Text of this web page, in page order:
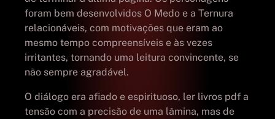
foram bem desenvolvidos O Medo e a Ternura
relacionáveis, com motivações que eram ao
mesmo tempo compreensíveis e às vezes
irritantes, tornando uma leitura convincente, se
não sempre agradável.
O diálogo era afiado e espirituoso, ler livros pdf a
tensão com a precisão de uma lâmina, mas de